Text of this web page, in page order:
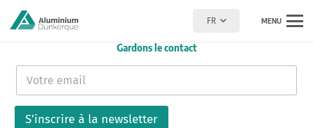
FR MENU
Gardons le contact
E
m
a
S'inscrire à la newsletter